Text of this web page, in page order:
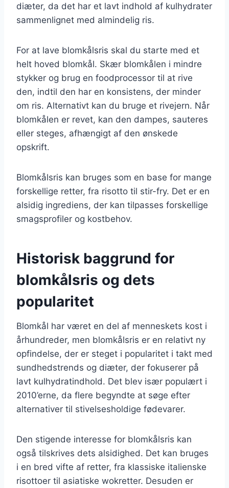
diæter, da det har et lavt indhold af kulhydrater
sammenlignet med almindelig ris.
For at lave blomkålsris skal du starte med et
helt hoved blomkål. Skær blomkålen i mindre
stykker og brug en foodprocessor til at rive
den, indtil den har en konsistens, der minder
om ris. Alternativt kan du bruge et rivejern. Når
blomkålen er revet, kan den dampes, sauteres
eller steges, afhængigt af den ønskede
opskrift.
Blomkålsris kan bruges som en base for mange
forskellige retter, fra risotto til stir-fry. Det er en
alsidig ingrediens, der kan tilpasses forskellige
smagsprofiler og kostbehov.
Historisk baggrund for
blomkålsris og dets
popularitet
Blomkål har været en del af menneskets kost i
århundreder, men blomkålsris er en relativt ny
opfindelse, der er steget i popularitet i takt med
sundhedstrends og diæter, der fokuserer på
lavt kulhydratindhold. Det blev især populært i
2010’erne, da flere begyndte at søge efter
alternativer til stivelsesholdige fødevarer.
Den stigende interesse for blomkålsris kan
også tilskrives dets alsidighed. Det kan bruges
i en bred vifte af retter, fra klassiske italienske
risottoer til asiatiske wokretter. Desuden er